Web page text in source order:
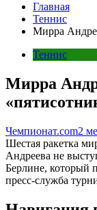
Главная
Теннис
Мирра
Теннис
Мирра
Чемпионат.com2
Шестая ракетка
Андреева не
Берлине, который
пресс-служба